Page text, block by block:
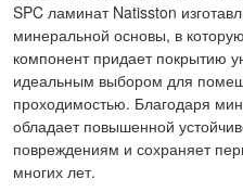
SPC ламинат Natisston
минеральной основы, в
компонент придает покрытию
идеальным выбором для
проходимостью. Благодаря
обладает повышенной
повреждениям и сохраняет
многих лет.